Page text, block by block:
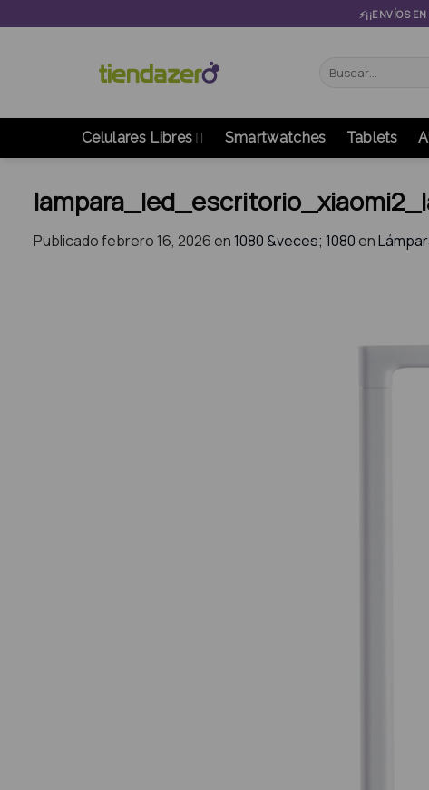
to
⚡¡¡ENVÍOS
Buscar
Celulares Libres Smartwatches Tablets
Publicadofebrero 16, 2026en1080 &veces; 1080en